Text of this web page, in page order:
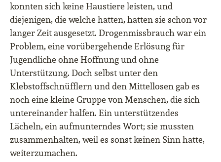
konnten sich keine Haustiere leisten, und
diejenigen, die welche hatten, hatten sie schon vor
langer Zeit ausgesetzt. Drogenmissbrauch war ein
Problem, eine vorübergehende Erlösung für
Jugendliche ohne Hoffnung und ohne
Unterstützung. Doch selbst unter den
Klebstoffschnüfflern und den Mittellosen gab es
noch eine kleine Gruppe von Menschen, die sich
untereinander halfen. Ein unterstützendes
Lächeln, ein aufmunterndes Wort; sie mussten
zusammenhalten, weil es sonst keinen Sinn hatte,
weiterzumachen.